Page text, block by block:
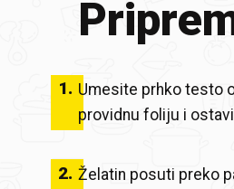
1. Umesite prhko testo
providnu foliju i
2. Želatin posuti preko